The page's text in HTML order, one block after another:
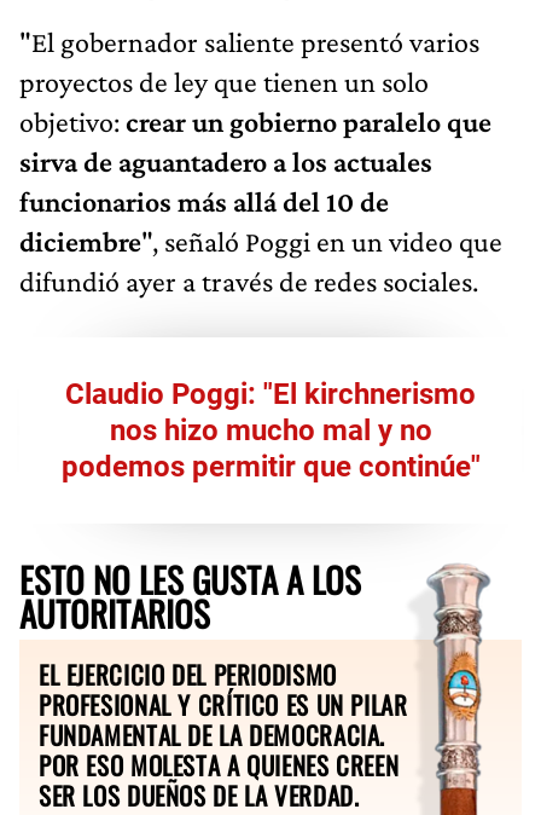
"El gobernador saliente presentó varios
proyectos de ley que tienen un solo
objetivo:crear un gobierno paralelo que
sirva de aguantadero a los actuales
funcionarios más allá del 10 de
diciembre", señaló Poggi en un video que
difundió ayer a través de redes sociales.
Claudio Poggi: "El kirchnerismo
nos hizo mucho mal y no
podemos permitir que continúe"
ESTO NO LES GUSTA A LOS
AUTORITARIOS
EL EJERCICIO DEL PERIODISMO
PROFESIONAL Y CRÍTICO ES UN PILAR
FUNDAMENTAL DE LA DEMOCRACIA.
POR ESO MOLESTA A QUIENES CREEN
SER LOS DUEÑOS DE LA VERDAD.